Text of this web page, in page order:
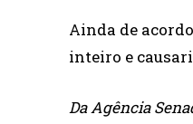
Ainda de
inteiro e
Da Agência